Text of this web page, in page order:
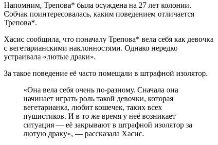
Напомним, Трепова* была осуждена на 27 лет колонии.
Собчак поинтересовалась, каким поведением отличается
Трепова*.
Хасис сообщила, что поначалу Трепова* вела себя как девочка
с вегетарианскими наклонностями. Однако нередко
устраивала «лютые драки».
За такое поведение её часто помещали в штрафной изолятор.
«Она вела себя очень по-разному. Сначала она
начинает играть роль такой девочки, которая
вегетарианка, любит кошечек, таких всех
пушистиков. И в то же время у неё возникает
ситуация — её закрывают в штрафной изолятор за
лютую драку», — рассказала Хасис.